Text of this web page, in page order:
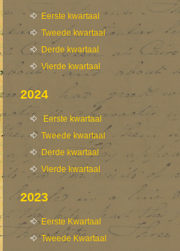
Eerste kwartaal
Tweede kwartaal
Derde kwartaal
Vierde kwartaal
2024
Eerste kwartaal
Tweede kwartaal
Derde kwartaal
Vierde kwartaal
2023
Eerste Kwartaal
Tweede Kwartaal